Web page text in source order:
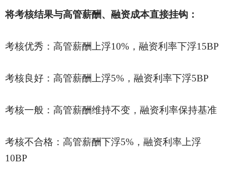
将考核结果与高管薪酬、融资成本直接挂钩：
考核优秀：高管薪酬上浮10%，融资利率下浮15BP
考核良好：高管薪酬上浮5%，融资利率下浮5BP
考核一般：高管薪酬维持不变，融资利率保持基准
考核不合格：高管薪酬下浮5%，融资利率上浮
10BP